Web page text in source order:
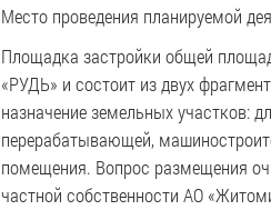
Место проведения планируемой
Площадка застройки общей
«РУДЬ» и состоит из двух
назначение земельных участков:
перерабатывающей,
помещения. Вопрос размещения
частной собственности АО